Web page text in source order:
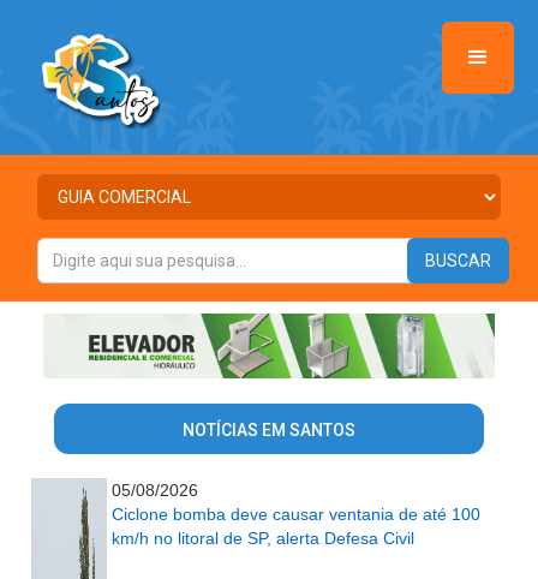
NOTÍCIAS EM SANTOS
05/08/2026
Ciclone bomba deve causar ventania de até 100
km/h no litoral de SP, alerta Defesa Civil